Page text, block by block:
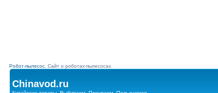
Робот-пылесос. Сайт о роботах-пылесосах.
Chinavod.ru